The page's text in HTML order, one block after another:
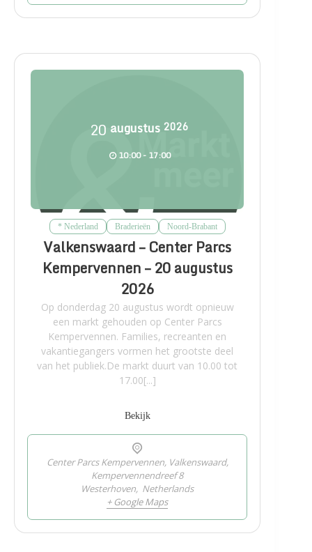
20 augustus 2026
10:00 - 17:00
* Nederland Braderieën Noord-Brabant
Valkenswaard – Center Parcs
Kempervennen – 20 augustus
2026
Op donderdag 20 augustus wordt opnieuw
een markt gehouden op Center Parcs
Kempervennen. Families, recreanten en
vakantiegangers vormen het grootste deel
van het publiek.De markt duurt van 10.00 tot
17.00[...]
Bekijk
Center Parcs Kempervennen, Valkenswaard,
Kempervennendreef 8
Westerhoven, Netherlands
+ Google Maps